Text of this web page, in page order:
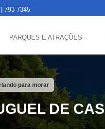
793-7345
PARQUES E ATRAÇÕES
para morar
DE